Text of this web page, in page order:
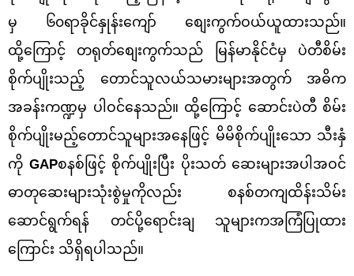
မှ ၆၀ရာခိုင်နှုန်းကျော် စျေးကွက်ဝယ်ယူထားသည်။
ထို့ကြောင့် တရုတ်စျေးကွက်သည် မြန်မာနိုင်ငံမှ ပဲတီစိမ်း
စိုက်ပျိုးသည့် တောင်သူလယ်သမားများအတွက် အဓိက
အခန်းကဏ္ဍမှ ပါဝင်နေသည်။ ထို့ကြောင့် ‌‌ဆောင်းပဲတီ စိမ်း
စိုက်ပျိုးမည့်တောင်သူများအနေဖြင့် မိမိစိုက်ပျိုးသော သီးနှံ
ကို GAPစနစ်ဖြင့် စိုက်ပျိုးပြီး ပိုးသတ် ဆေးများအပါအဝင်
ဓာတုဆေးများသုံးစွဲမှုကိုလည်း စနစ်တကျထိန်းသိမ်း
ဆောင်ရွက်ရန် တင်ပို့ရောင်းချ သူများကအကြံပြုထား
ကြောင်း သိရှိရပါသည်။